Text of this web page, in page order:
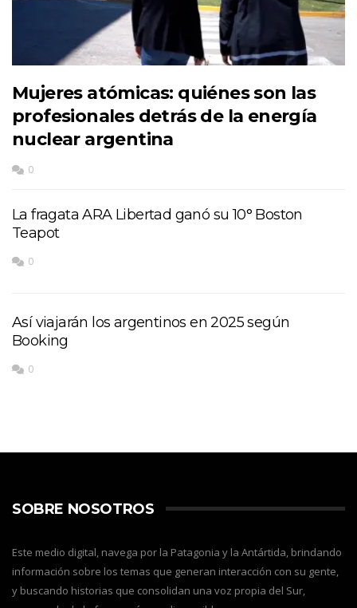
Mujeres atómicas: quiénes son las
profesionales detrás de la energía
nuclear argentina
0
La fragata ARA Libertad ganó su 10° Boston
Teapot
0
Así viajarán los argentinos en 2025 según
Booking
0
SOBRE NOSOTROS
Este medio digital, navega por la Patagonia y la Antártida, brindando
información sobre los temas que generan interacción con su gente,
y buscando historias que consolidan una voz propia del Sur,